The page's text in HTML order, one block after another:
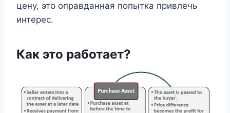
цену, это оправданная попытка привлечь
интерес.
Как это работает?